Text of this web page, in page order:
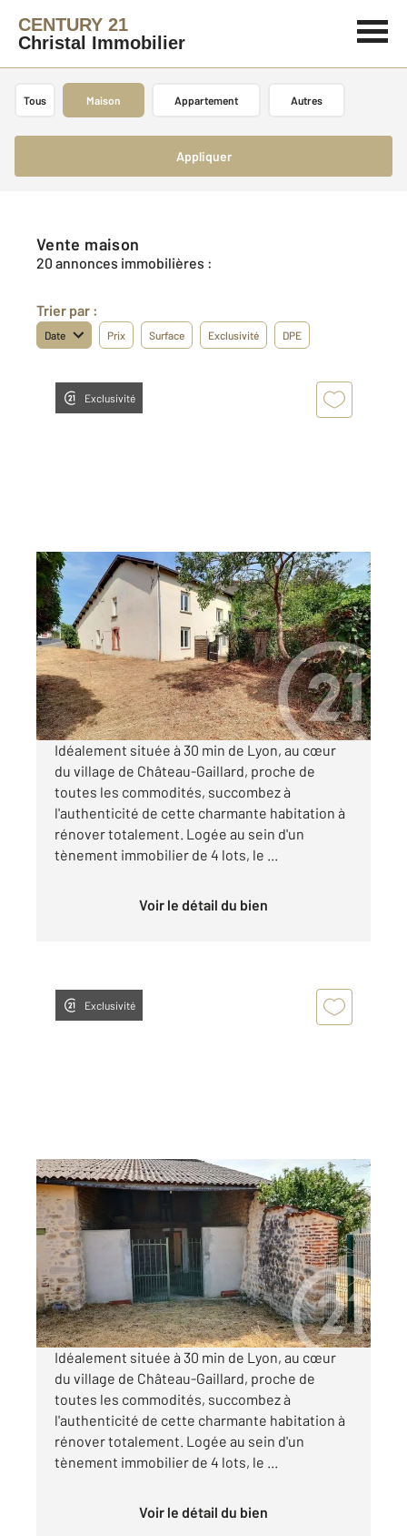
CENTURY 21
Christal Immobilier
Tous Maison Appartement Autres
Appliquer
Vente maison
20 annonces immobilières :
Trier par :
Date Prix Surface Exclusivité DPE
Exclusivité
CHATEAU GAILLARD 01
93 m
, 4 pièces
Ref : 8731
Maison à vendre
72 000 €
Visiter le site dédié
Idéalement située à 30 min de Lyon, au cœur
du village de Château-Gaillard, proche de
toutes les commodités, succombez à
l'authenticité de cette charmante habitation à
rénover totalement. Logée au sein d'un
tènement immobilier de 4 lots, le ...
Voir le détail du bien
Exclusivité
CHATEAU GAILLARD 01
70 m
Ref : 8730
Maison à vendre
60 000 €
Visiter le site dédié
Idéalement située à 30 min de Lyon, au cœur
du village de Château-Gaillard, proche de
toutes les commodités, succombez à
l'authenticité de cette charmante habitation à
rénover totalement. Logée au sein d'un
tènement immobilier de 4 lots, le ...
Voir le détail du bien